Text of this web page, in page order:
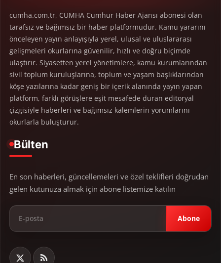
cumha.com.tr, CUMHA Cumhur Haber Ajansı abonesi olan
tarafsız ve bağımsız bir haber platformudur. Kamu yararını
önceleyen yayın anlayışıyla yerel, ulusal ve uluslararası
gelişmeleri okurlarına güvenilir, hızlı ve doğru biçimde
ulaştırır. Siyasetten yerel yönetimlere, kamu kurumlarından
sivil toplum kuruluşlarına, toplum ve yaşam başlıklarından
köşe yazılarına kadar geniş bir içerik alanında yayın yapan
platform, farklı görüşlere eşit mesafede duran editoryal
çizgisiyle haberleri ve bağımsız kalemlerin yorumlarını
okurlarla buluşturur.
Bülten
En son haberleri, güncellemeleri ve özel teklifleri doğrudan
gelen kutunuza almak için abone listemize katılın
Abone